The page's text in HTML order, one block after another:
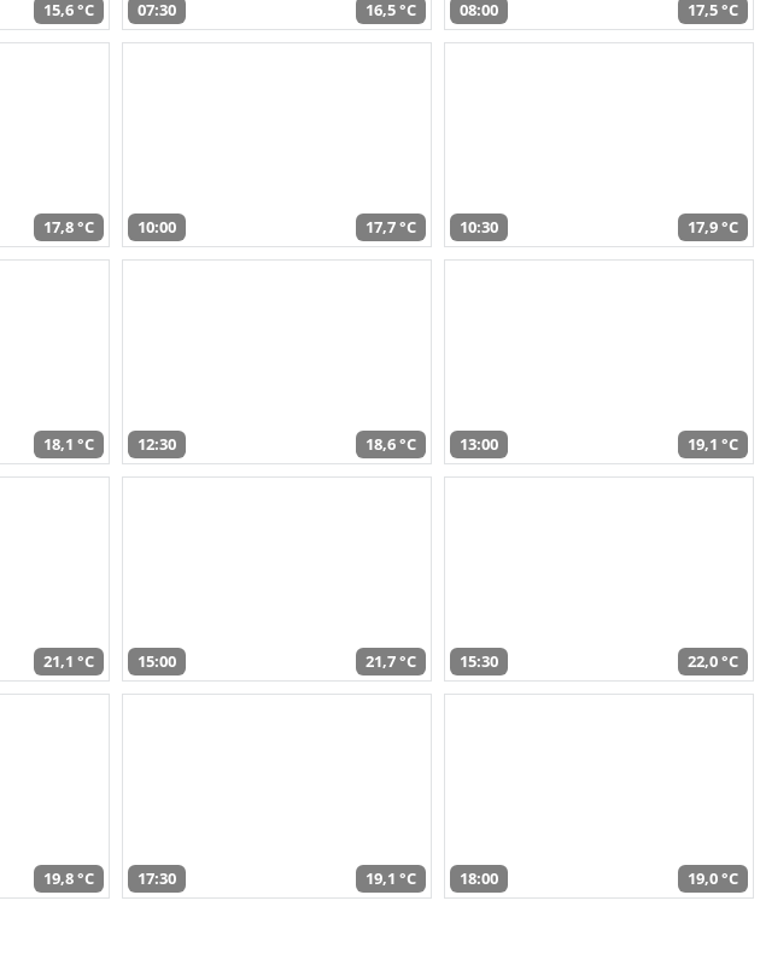
15,6 °C 07:30 16,5 °C 08:00 17,5 °C
17,8 °C 10:00 17,7 °C 10:30 17,9 °C
18,1 °C 12:30 18,6 °C 13:00 19,1 °C
21,1 °C 15:00 21,7 °C 15:30 22,0 °C
19,8 °C 17:30 19,1 °C 18:00 19,0 °C